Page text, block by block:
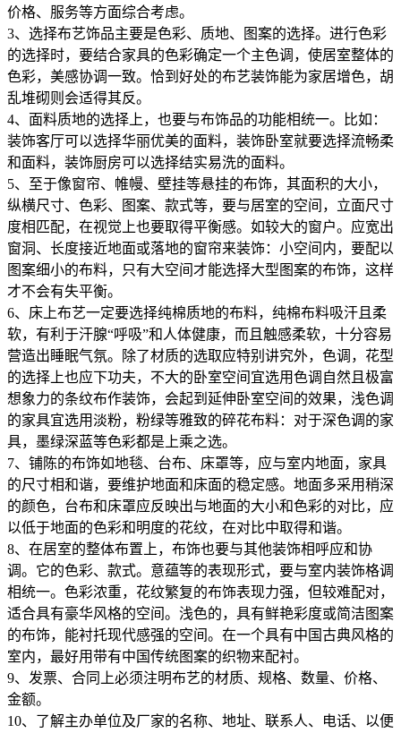
价格、服务等方面综合考虑。
3、选择布艺饰品主要是色彩、质地、图案的选择。进行色彩
的选择时，要结合家具的色彩确定一个主色调，使居室整体的
色彩，美感协调一致。恰到好处的布艺装饰能为家居增色，胡
乱堆砌则会适得其反。
4、面料质地的选择上，也要与布饰品的功能相统一。比如：
装饰客厅可以选择华丽优美的面料，装饰卧室就要选择流畅柔
和面料，装饰厨房可以选择结实易洗的面料。
5、至于像窗帘、帷幔、壁挂等悬挂的布饰，其面积的大小，
纵横尺寸、色彩、图案、款式等，要与居室的空间，立面尺寸
度相匹配，在视觉上也要取得平衡感。如较大的窗户。应宽出
窗洞、长度接近地面或落地的窗帘来装饰：小空间内，要配以
图案细小的布料，只有大空间才能选择大型图案的布饰，这样
才不会有失平衡。
6、床上布艺一定要选择纯棉质地的布料，纯棉布料吸汗且柔
软，有利于汗腺“呼吸”和人体健康，而且触感柔软，十分容易
营造出睡眠气氛。除了材质的选取应特别讲究外，色调，花型
的选择上也应下功夫，不大的卧室空间宜选用色调自然且极富
想象力的条纹布作装饰，会起到延伸卧室空间的效果，浅色调
的家具宜选用淡粉，粉绿等雅致的碎花布料：对于深色调的家
具，墨绿深蓝等色彩都是上乘之选。
7、铺陈的布饰如地毯、台布、床罩等，应与室内地面，家具
的尺寸相和谐，要维护地面和床面的稳定感。地面多采用稍深
的颜色，台布和床罩应反映出与地面的大小和色彩的对比，应
以低于地面的色彩和明度的花纹，在对比中取得和谐。
8、在居室的整体布置上，布饰也要与其他装饰相呼应和协
调。它的色彩、款式。意蕴等的表现形式，要与室内装饰格调
相统一。色彩浓重，花纹繁复的布饰表现力强，但较难配对，
适合具有豪华风格的空间。浅色的，具有鲜艳彩度或简洁图案
的布饰，能衬托现代感强的空间。在一个具有中国古典风格的
室内，最好用带有中国传统图案的织物来配衬。
9、发票、合同上必须注明布艺的材质、规格、数量、价格、
金额。
10、了解主办单位及厂家的名称、地址、联系人、电话、以便